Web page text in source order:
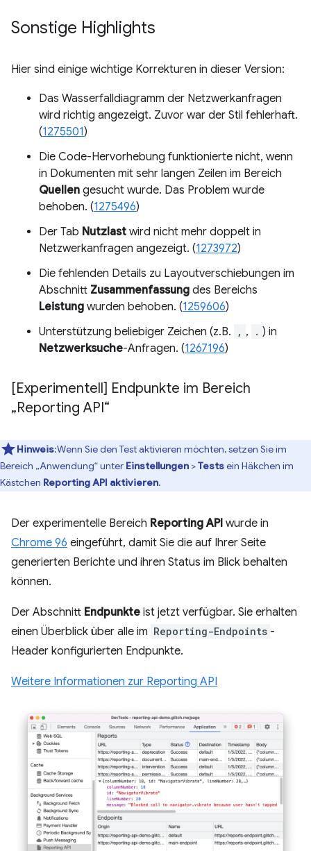
Sonstige Highlights
Hier sind einige wichtige Korrekturen in dieser Version:
Das Wasserfalldiagramm der Netzwerkanfragen
wird richtig angezeigt. Zuvor war der Stil fehlerhaft.
(1275501)
Die Code-Hervorhebung funktionierte nicht, wenn
in Dokumenten mit sehr langen Zeilen im Bereich
Quellen gesucht wurde. Das Problem wurde
behoben. (1275496)
Der Tab Nutzlast wird nicht mehr doppelt in
Netzwerkanfragen angezeigt. (1273972)
Die fehlenden Details zu Layoutverschiebungen im
Abschnitt Zusammenfassung des Bereichs
Leistung wurden behoben. (1259606)
Unterstützung beliebiger Zeichen (z.B.
, , . ) in
Netzwerksuche-Anfragen. (1267196)
[Experimentell] Endpunkte im Bereich
„Reporting API“
Hinweis:Wenn Sie den Test aktivieren möchten, setzen Sie im
Bereich „Anwendung“ unter Einstellungen >Testsein Häkchen im
Kästchen Reporting API aktivieren.
Der experimentelle Bereich Reporting API wurde in
Chrome 96 eingeführt, damit Sie die auf Ihrer Seite
generierten Berichte und ihren Status im Blick behalten
können.
Der Abschnitt Endpunkte ist jetzt verfügbar. Sie erhalten
einen Überblick über alle im Reporting-Endpoints -
Header konfigurierten Endpunkte.
Weitere Informationen zur Reporting API